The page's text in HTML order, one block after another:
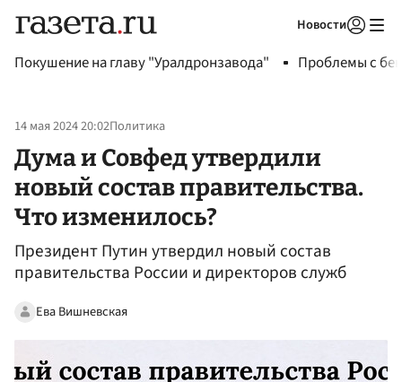
Новости
Покушение на главу "Уралдронзавода" Проблемы с
14 мая 2024 20:02Политика
Дума и Совфед утвердили
новый состав правительства.
Что изменилось?
Президент Путин утвердил новый состав
правительства России и директоров служб
Ева Вишневская